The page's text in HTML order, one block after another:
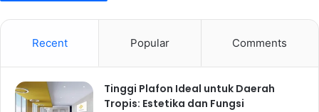
Recent Popular Comments
Tinggi Plafon Ideal untuk Daerah
Tropis: Estetika dan Fungsi